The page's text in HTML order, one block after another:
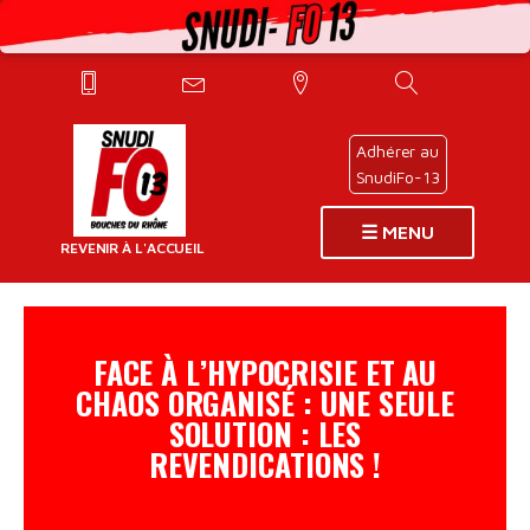
REVENIR À L'ACCUEIL
Adhérer au
SnudiFo-13
☰ MENU
PAGES
PRINCIPALES
FACE À L’HYPOCRISIE ET AU
CHAOS ORGANISÉ : UNE SEULE
SOLUTION : LES
REVENDICATIONS !